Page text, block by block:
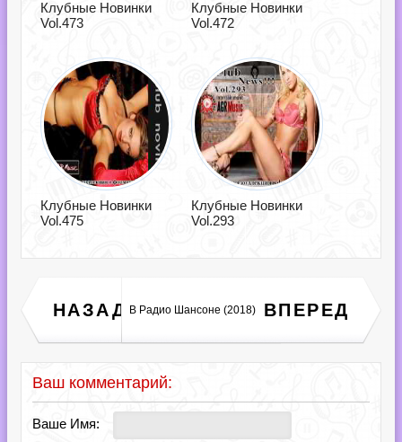
Клубные Новинки
Vol.473
Клубные Новинки
Vol.472
Клубные Новинки
Vol.475
Клубные Новинки
Vol.293
НАЗАД
Deep House Hit Collection
Vol.176 (2018)
ВПЕРЕД
В Радио Шансоне (2018)
Ваш комментарий:
Ваше Имя: